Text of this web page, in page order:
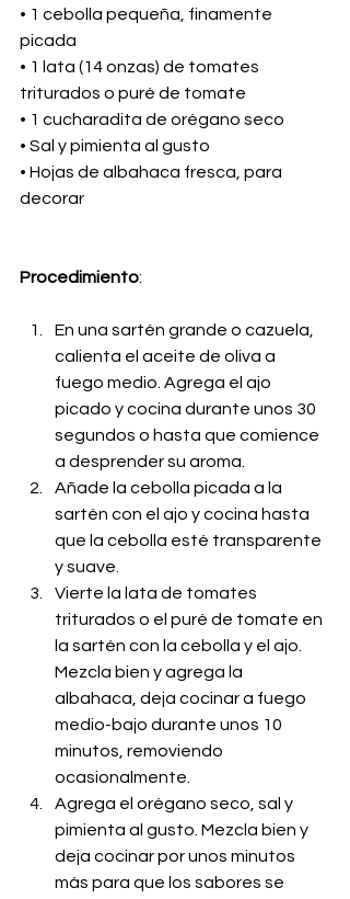
• 1 cebolla pequeña, finamente
picada
• 1 lata (14 onzas) de tomates
triturados o puré de tomate
• 1 cucharadita de orégano seco
• Sal y pimienta al gusto
• Hojas de albahaca fresca, para
decorar
Procedimiento:
En una sartén grande o cazuela,
calienta el aceite de oliva a
fuego medio. Agrega el ajo
picado y cocina durante unos 30
segundos o hasta que comience
a desprender su aroma.
Añade la cebolla picada a la
sartén con el ajo y cocina hasta
que la cebolla esté transparente
y suave.
Vierte la lata de tomates
triturados o el puré de tomate en
la sartén con la cebolla y el ajo.
Mezcla bien y agrega la
albahaca, deja cocinar a fuego
medio-bajo durante unos 10
minutos, removiendo
ocasionalmente.
Agrega el orégano seco, sal y
pimienta al gusto. Mezcla bien y
deja cocinar por unos minutos
más para que los sabores se